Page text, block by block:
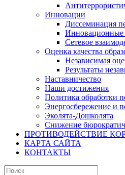
Инновации
Диссеминация
Инновационные
Сетевое
Оценка качества
Независимая
Результаты
Наставничество
Наши достижения
Политика обработки
Энергосбережение и
Эколята-Дошколята
Снижение
ПРОТИВОДЕЙСТВИЕ
КАРТА САЙТА
КОНТАКТЫ